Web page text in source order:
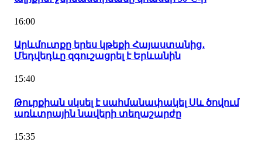
16:00
Արևմուտքը երես կթեքի Հայաստանից․
Մեդվեդևը զգուշացրել է Երևանին
15:40
Թուրքիան սկսել է սահմանափակել Սև ծովում
առևտրային նավերի տեղաշարժը
15:35